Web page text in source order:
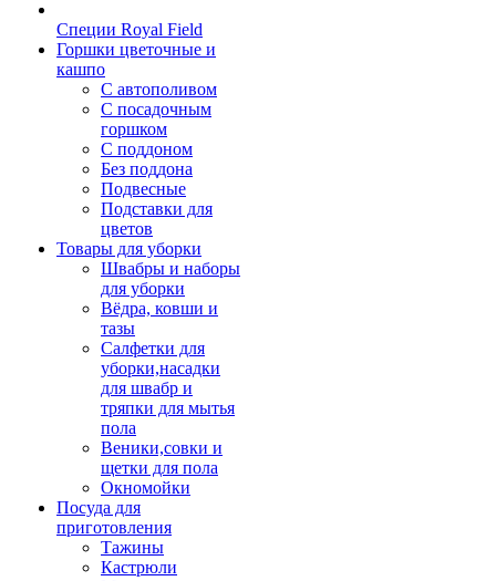
Специи Royal Field
Горшки цветочные и
кашпо
С автополивом
С посадочным
горшком
С поддоном
Без поддона
Подвесные
Подставки для
цветов
Товары для уборки
Швабры и наборы
для уборки
Вёдра, ковши и
тазы
Салфетки для
уборки,насадки
для швабр и
тряпки для мытья
пола
Веники,совки и
щетки для пола
Окномойки
Посуда для
приготовления
Тажины
Кастрюли